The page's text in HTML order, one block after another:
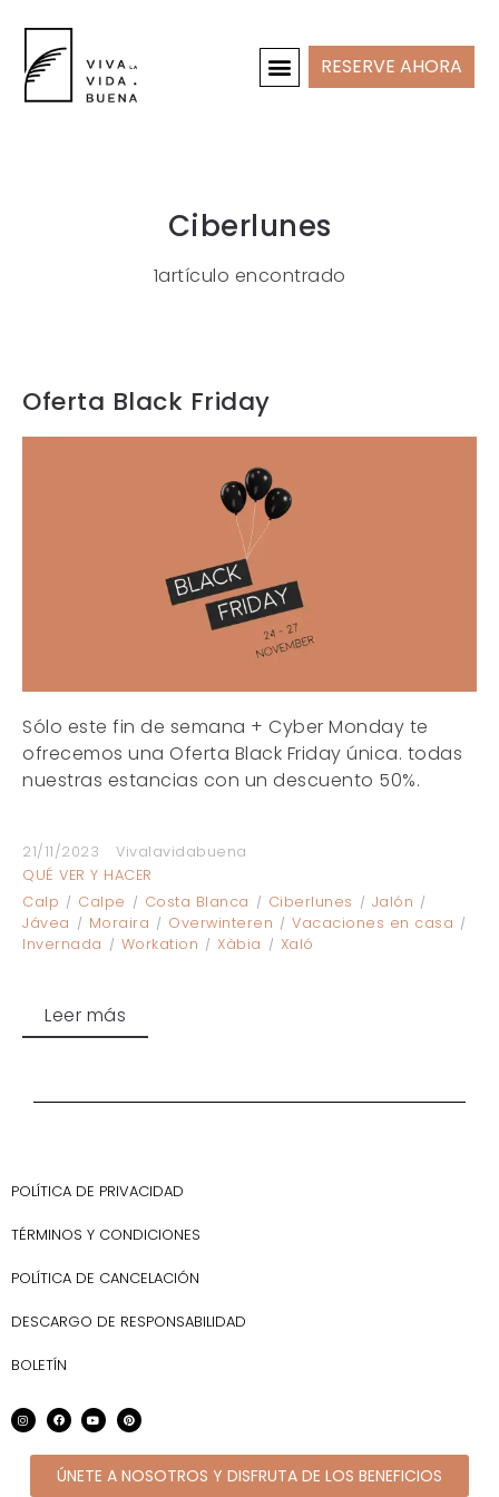
RESERVE AHORA
Ciberlunes
1artículo encontrado
Oferta Black Friday
Sólo este fin de semana + Cyber Monday te
ofrecemos una Oferta Black Friday única. todas
nuestras estancias con un descuento 50%.
21/11/2023
Vivalavidabuena
QUÉ VER Y HACER
Calp
Calpe Costa Blanca Ciberlunes
Jalón
Jávea
Moraira Overwinteren
Vacaciones en casa
Invernada
Workation Xàbia Xaló
Leer más
POLÍTICA DE PRIVACIDAD
TÉRMINOS Y CONDICIONES
POLÍTICA DE CANCELACIÓN
DESCARGO DE RESPONSABILIDAD
BOLETÍN
ÚNETE A NOSOTROS Y DISFRUTA DE LOS BENEFICIOS